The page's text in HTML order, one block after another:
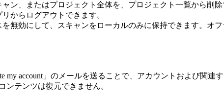
ン、またはプロジェクト全体を、プロジェクト一覧から削除
からログアウトできます。
無効にして、スキャンをローカルのみに保持できます。オ
my account」のメールを送ることで、アカウントおよび関
ンテンツは復元できません。